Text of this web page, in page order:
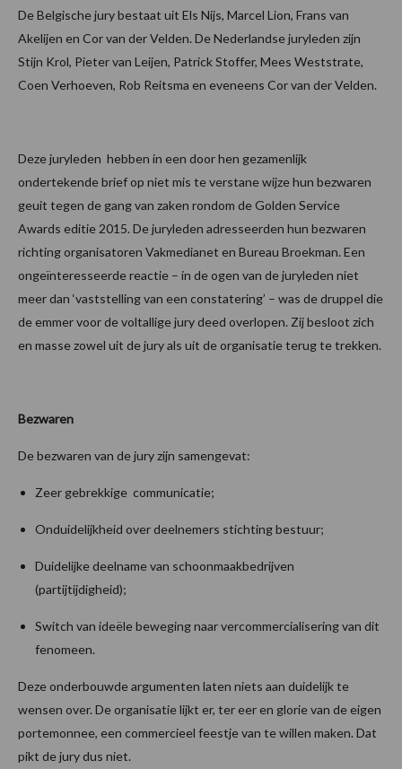
De Belgische jury bestaat uit Els Nijs, Marcel Lion, Frans van
Akelijen en Cor van der Velden. De Nederlandse juryleden zijn
Stijn Krol, Pieter van Leijen, Patrick Stoffer, Mees Weststrate,
Coen Verhoeven, Rob Reitsma en eveneens Cor van der Velden.
Deze juryleden hebben in een door hen gezamenlijk
ondertekende brief op niet mis te verstane wijze hun bezwaren
geuit tegen de gang van zaken rondom de Golden Service
Awards editie 2015. De juryleden adresseerden hun bezwaren
richting organisatoren Vakmedianet en Bureau Broekman. Een
ongeïnteresseerde reactie – in de ogen van de juryleden niet
meer dan ‘vaststelling van een constatering’ – was de druppel die
de emmer voor de voltallige jury deed overlopen. Zij besloot zich
en masse zowel uit de jury als uit de organisatie terug te trekken.
Bezwaren
De bezwaren van de jury zijn samengevat:
Zeer gebrekkige communicatie;
Onduidelijkheid over deelnemers stichting bestuur;
Duidelijke deelname van schoonmaakbedrijven
(partijtijdigheid);
Switch van ideële beweging naar vercommercialisering van dit
fenomeen.
Deze onderbouwde argumenten laten niets aan duidelijk te
wensen over. De organisatie lijkt er, ter eer en glorie van de eigen
portemonnee, een commercieel feestje van te willen maken. Dat
pikt de jury dus niet.